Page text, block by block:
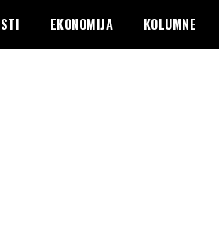
EKONOMIJA KOLUMNE